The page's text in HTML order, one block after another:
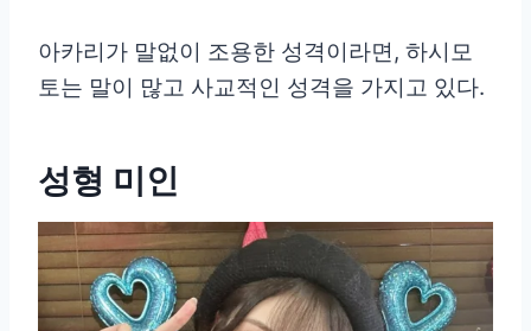
아카리가 말없이 조용한 성격이라면, 하시모
토는 말이 많고 사교적인 성격을 가지고 있다.
성형 미인